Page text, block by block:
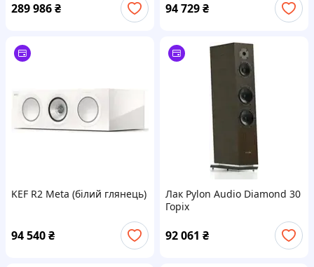
289 986₴ 94 729₴
KEF R2 Meta (білий глянець)
94 540₴
Лак Pylon Audio Diamond 30
Горіх
92 061 ₴